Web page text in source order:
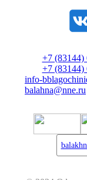
+7 (83144)
+7 (83144)
info-
balahna@nne.ru